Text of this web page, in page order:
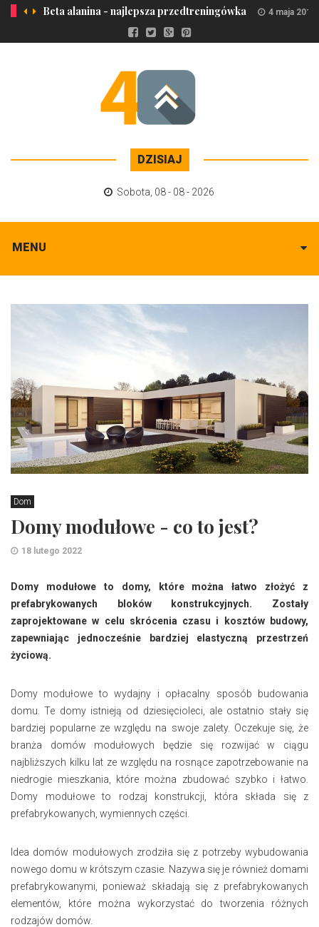
Beta alanina - najlepsza przedtreningówka 4 maja 2017
DZISIAJ
Sobota 08 - 08 - 2026
MENU
Dom
Domy modułowe - co to jest?
18 lutego 2022
Domy modułowe to domy, które można łatwo złożyć z
prefabrykowanych bloków konstrukcyjnych. Zostały
zaprojektowane w celu skrócenia czasu i kosztów budowy,
zapewniając jednocześnie bardziej elastyczną przestrzeń
życiową.
Domy modułowe to wydajny i opłacalny sposób budowania
domu. Te domy istnieją od dziesięcioleci, ale ostatnio stały się
bardziej popularne ze względu na swoje zalety. Oczekuje się, że
branża domów modułowych będzie się rozwijać w ciągu
najbliższych kilku lat ze względu na rosnące zapotrzebowanie na
niedrogie mieszkania, które można zbudować szybko i łatwo.
Domy modułowe to rodzaj konstrukcji, która składa się z
prefabrykowanych, wymiennych części.
Idea domów modułowych zrodziła się z potrzeby wybudowania
nowego domu w krótszym czasie. Nazywa się je również domami
prefabrykowanymi, ponieważ składają się z prefabrykowanych
elementów, które można wykorzystać do tworzenia różnych
rodzajów domów.